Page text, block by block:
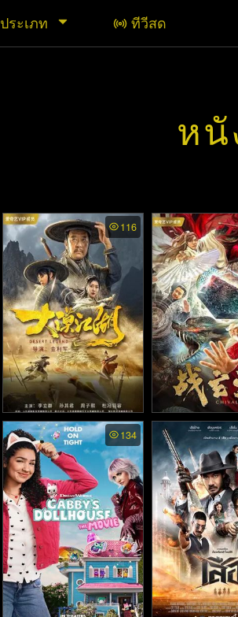
ประเภท ทีวีสด
ห
116
Desert Legend - ตำนานท
ะเลทราย (2020)
Chivalrous - ศึ
020)
134